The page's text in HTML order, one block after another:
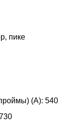
пике
(A): 540